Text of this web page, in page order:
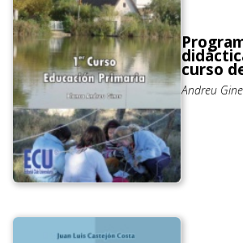
curso
Andreu